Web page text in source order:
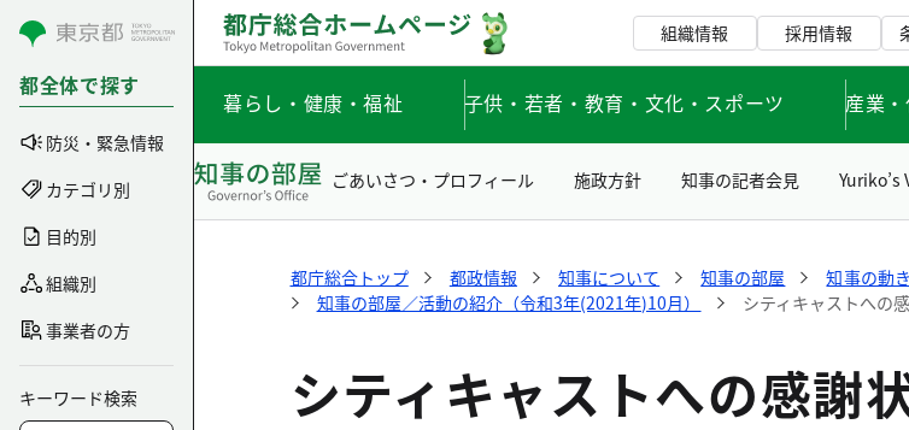
コンテンツにスキップ
都全体で探す
防災・緊急情報
カテゴリ別
目的別
組織別
事業者の方
キーワード検索
組織情報 採用情報
暮らし・健康・福祉 子供・若者・教育・文化・スポーツ 産業
ごあいさつ・プロフィール 施政方針 知事の記者会見 Yuriko’s
都庁総合トップ 都政情報 知事について 知事の部屋 知事の動き
知事の部屋／活動の紹介（令和3年(2021年)10月）
シティキャストへの
シティキャストへの感謝